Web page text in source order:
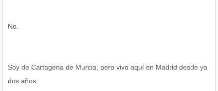
No.
Soy de Cartagena de Murcia, pero vivo aquí en Madrid desde ya
dos años.